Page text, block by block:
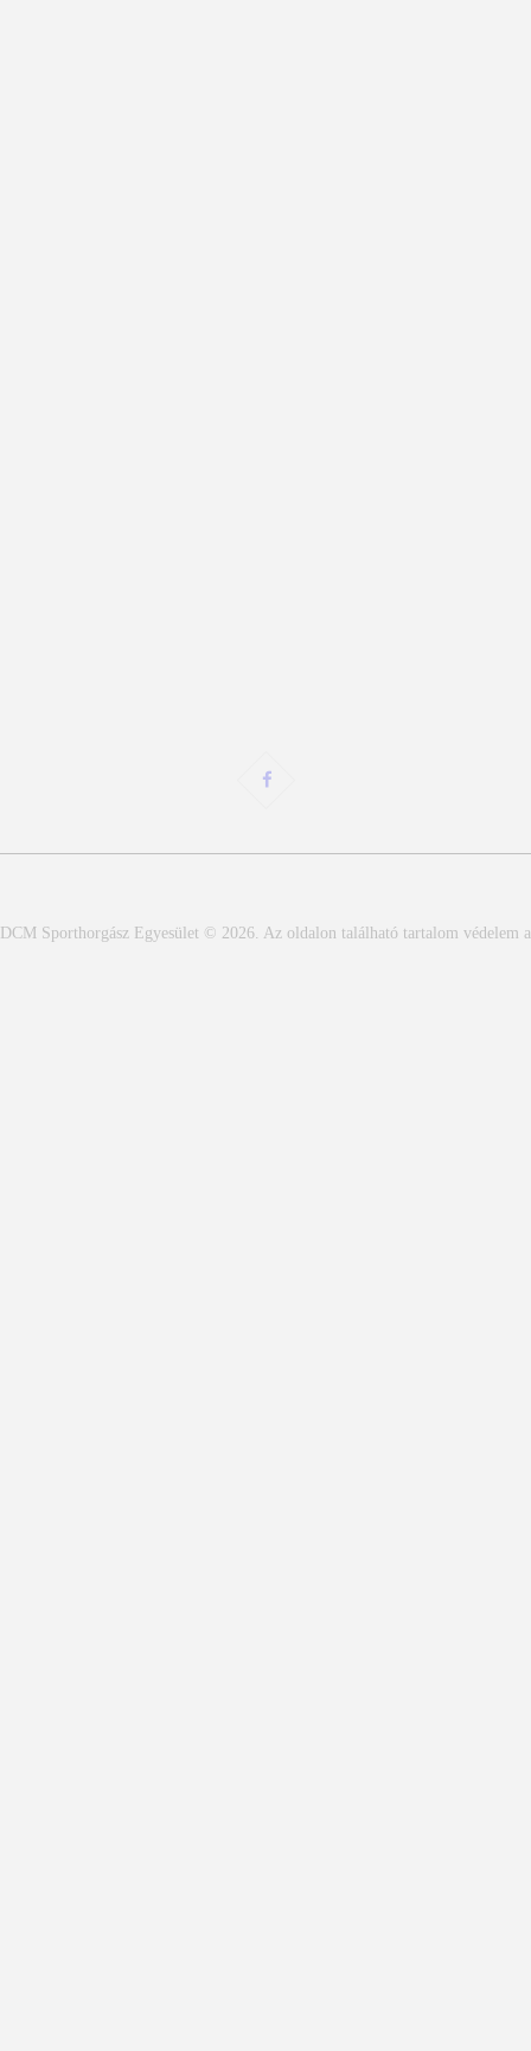
DCM Sporthorgász Egyesület © 2026. Az oldalon található tartalom védelem